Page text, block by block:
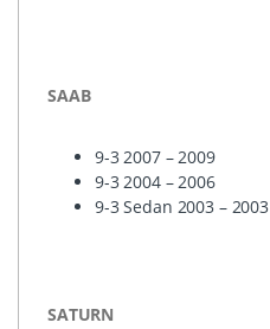
SAAB
9-3 2007 – 2009
9-3 2004 – 2006
9-3 Sedan 2003 – 2003
SATURN